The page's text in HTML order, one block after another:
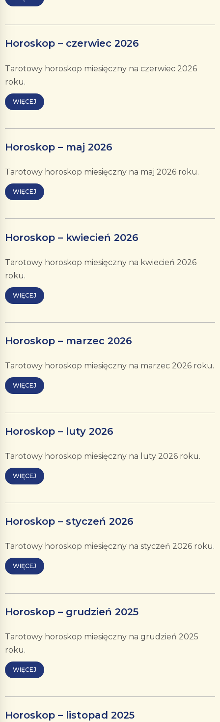
Horoskop – czerwiec 2026
Tarotowy horoskop miesięczny na czerwiec 2026
roku.
WIĘCEJ
Horoskop – maj 2026
Tarotowy horoskop miesięczny na maj 2026 roku.
WIĘCEJ
Horoskop – kwiecień 2026
Tarotowy horoskop miesięczny na kwiecień 2026
roku.
WIĘCEJ
Horoskop – marzec 2026
Tarotowy horoskop miesięczny na marzec 2026 roku.
WIĘCEJ
Horoskop – luty 2026
Tarotowy horoskop miesięczny na luty 2026 roku.
WIĘCEJ
Horoskop – styczeń 2026
Tarotowy horoskop miesięczny na styczeń 2026 roku.
WIĘCEJ
Horoskop – grudzień 2025
Tarotowy horoskop miesięczny na grudzień 2025
roku.
WIĘCEJ
Horoskop – listopad 2025